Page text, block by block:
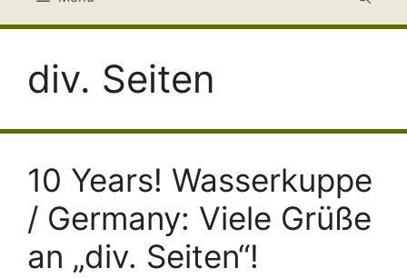
div. Seiten
10 Years! Wasserkuppe
/ Germany: Viele Grüße
an „div. Seiten“!